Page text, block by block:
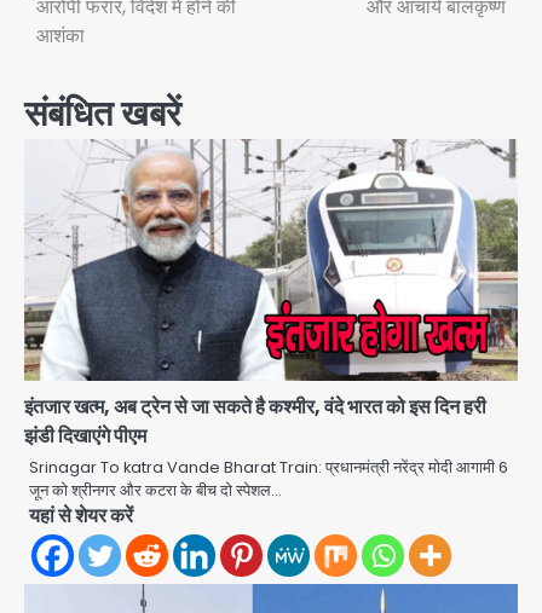
आरोपी फरार, विदेश में होने की
आशंका
और आचार्य बालकृष्ण
संबंधित खबरें
इंतजार खत्म, अब ट्रेन से जा सकते है कश्मीर, वंदे भारत को इस दिन हरी
झंडी दिखाएंगे पीएम
Srinagar To katra Vande Bharat Train: प्रधानमंत्री नरेंद्र मोदी आगामी 6
जून को श्रीनगर और कटरा के बीच दो स्पेशल…
यहां से शेयर करें